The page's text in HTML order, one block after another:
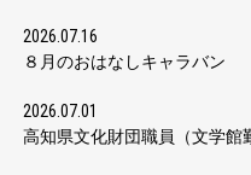
2026.07.16
８月のおはなしキャラバン
2026.07.01
高知県文化財団職員（文学館